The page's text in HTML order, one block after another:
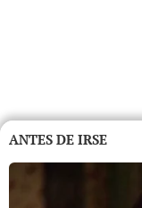
ANTES DE IRSE